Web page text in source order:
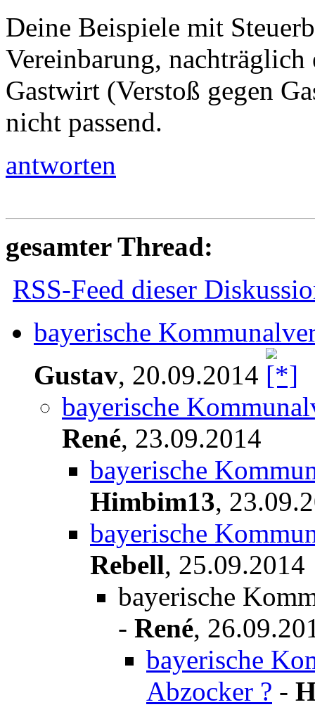
Deine Beispiele mit
Vereinbarung,
Gastwirt (Verstoß gegen
nicht passend.
antworten
gesamter Thread:
RSS-Feed dieser
bayerische
Gustav, 20.09.2014
bayerische
René, 23.09.2014
bayerische
Himbim13,
bayerische
Rebell, 25.09.2014
bayerische
- René,
bayerische
Abzocker ? -